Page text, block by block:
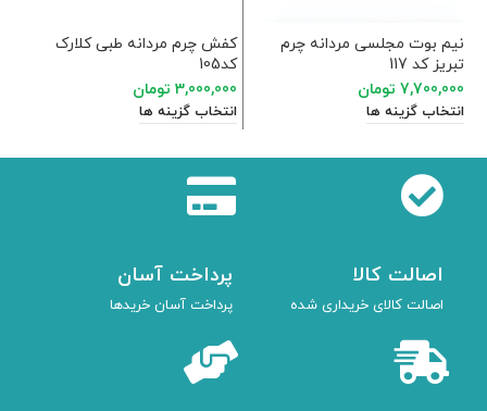
نیم بوت مجلسی مردانه چرم
تبریز کد 117
7,700,000 تومان
انتخاب گزینه ها
کفش چرم مردانه طبی کلارک
کد105
3,000,000 تومان
انتخاب گزینه ها
اصالت کالا
اصالت کالای خریداری شده
پرداخت آسان
پرداخت آسان خریدها